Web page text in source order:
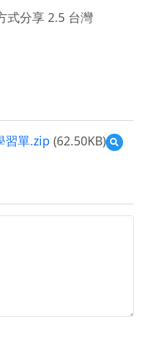
式分享 2.5 台灣
習單.zip (62.50KB)
預
覽
市
場